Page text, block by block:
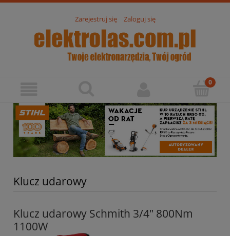
Zarejestruj się Zaloguj się
Klucz udarowy
Klucz udarowy Schmith 3/4" 800Nm
1100W